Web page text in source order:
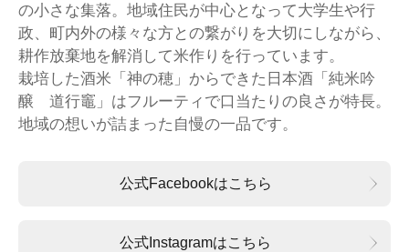
の小さな集落。地域住民が中心となって大学生や行
政、町内外の様々な方との繋がりを大切にしながら、
耕作放棄地を解消して米作りを行っています。
栽培した酒米「神の穂」からできた日本酒「純米吟
醸 道行竈」はフルーティで口当たりの良さが特長。
地域の想いが詰まった自慢の一品です。
公式Facebookはこちら
公式Instagramはこちら